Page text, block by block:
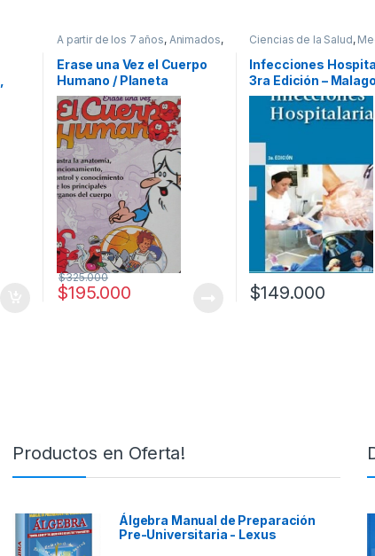
A partir de los 7 años, Animados,
Ciencias Sociales
Niños,Didácticos ,Educación y
Pedagogía,Profesionales y
tecnicos
Erase una Vez el Cuerpo
Humano / Planeta
$195.000
$325.000
Ciencias de la Salud,
Infecciones
3ra Edición –
Panamericana
$149.000
Productos en Oferta!
Álgebra Manual de Preparación
Pre-Universitaria - Lexus